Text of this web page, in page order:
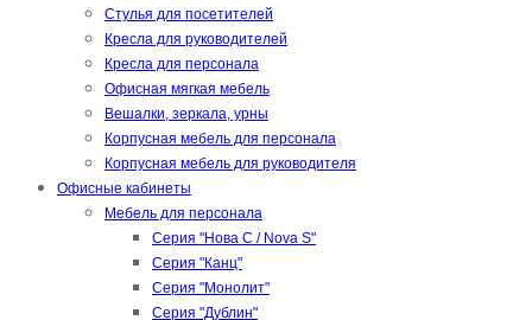
Стулья для посетителей
Кресла для руководителей
Кресла для персонала
Офисная мягкая мебель
Вешалки, зеркала, урны
Корпусная мебель для персонала
Корпусная мебель для руководителя
Офисные кабинеты
Мебель для персонала
Серия "Нова С / Nova S"
Серия "Канц"
Серия "Монолит"
Серия "Дублин"